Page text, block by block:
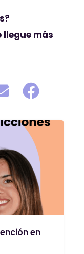
llegue más
en